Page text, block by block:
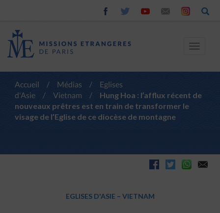
Toggle
Accueil / Médias /
Eglises
d'Asie
/ Vietnam /
Hung Hoa : l’afflux récent de
nouveaux prêtres est en train de transformer le
visage de l’Eglise de ce diocèse de montagne
EGLISES D'ASIE – VIETNAM